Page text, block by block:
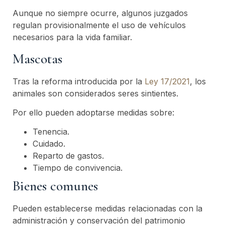
Aunque no siempre ocurre, algunos juzgados
regulan provisionalmente el uso de vehículos
necesarios para la vida familiar.
Mascotas
Tras la reforma introducida por la Ley 17/2021, los
animales son considerados seres sintientes.
Por ello pueden adoptarse medidas sobre:
Tenencia.
Cuidado.
Reparto de gastos.
Tiempo de convivencia.
Bienes comunes
Pueden establecerse medidas relacionadas con la
administración y conservación del patrimonio